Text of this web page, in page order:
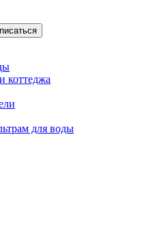
коттеджа
для воды